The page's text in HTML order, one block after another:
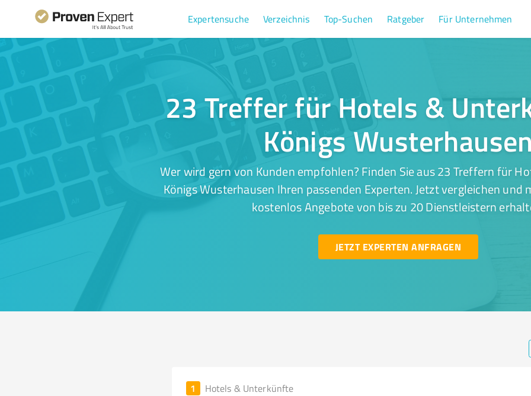
Expertensuche Verzeichnis Top-Suchen Ratgeber Für Unternehmen
23 Treffer für Hotels &
Königs
Wer wird gern von Kunden empfohlen? Finden Sie aus 23 Treffern für
Königs Wusterhausen Ihren passenden Experten. Jetzt vergleichen und
kostenlos Angebote von bis zu 20 Dienstleistern
JETZT EXPERTEN ANFRAGEN
1 Hotels & Unterkünfte